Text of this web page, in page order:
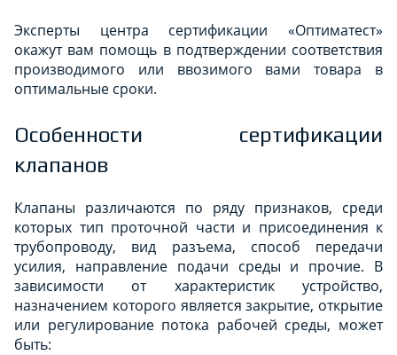
Эксперты центра сертификации «Оптиматест»
окажут вам помощь в подтверждении соответствия
производимого или ввозимого вами товара в
оптимальные сроки.
Особенности сертификации
клапанов
Клапаны различаются по ряду признаков, среди
которых тип проточной части и присоединения к
трубопроводу, вид разъема, способ передачи
усилия, направление подачи среды и прочие. В
зависимости от характеристик устройство,
назначением которого является закрытие, открытие
или регулирование потока рабочей среды, может
быть: